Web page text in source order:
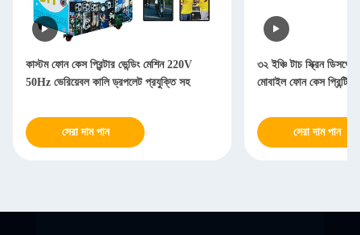
কাস্টম ফোন কেস প্রিন্টার ভেন্ডিং মেশিন 220V
50Hz ভেরিয়েবল কালি ড্রপলেট প্রযুক্তি সহ
সেরা দাম পান
৩২ ইঞ্চি টাচ স্ক্রিন
মোবাইল ফোন কেস প্রিন্টিং
সেরা দাম পান